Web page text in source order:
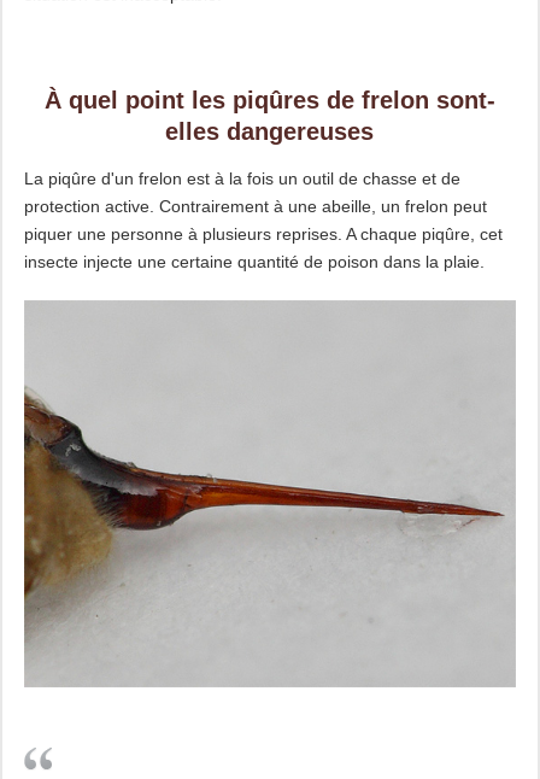
À quel point les piqûres de frelon sont-
elles dangereuses
La piqûre d'un frelon est à la fois un outil de chasse et de
protection active. Contrairement à une abeille, un frelon peut
piquer une personne à plusieurs reprises. A chaque piqûre, cet
insecte injecte une certaine quantité de poison dans la plaie.